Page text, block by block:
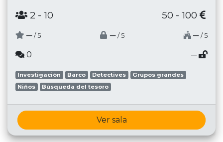
2 - 10 50 - 100
─ / 5 ─ / 5 ─ / 5
0 ─
Investigación Barco Detectives
Grupos grandes
Niños
Búsqueda del tesoro
Ver sala